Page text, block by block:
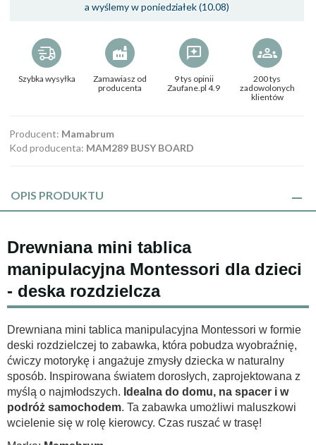
a wyślemy w poniedziałek (10.08)
Szybka wysyłka
Zamawiasz od
producenta
9 tys opinii
Zaufane.pl 4.9
200 tys
zadowolonych
klientów
Kod producenta: MAM289 BUSY BOARD
Producent: Mamabrum
OPIS PRODUKTU
Drewniana mini tablica
manipulacyjna Montessori dla dzieci
- deska rozdzielcza
Drewniana mini tablica manipulacyjna Montessori w formie
deski rozdzielczej to zabawka, która pobudza wyobraźnię,
ćwiczy motorykę i angażuje zmysły dziecka w naturalny
sposób. Inspirowana światem dorosłych, zaprojektowana z
myślą o najmłodszych. Idealna do domu, na spacer i w
podróż samochodem. Ta zabawka umożliwi maluszkowi
wcielenie się w rolę kierowcy. Czas ruszać w trasę!